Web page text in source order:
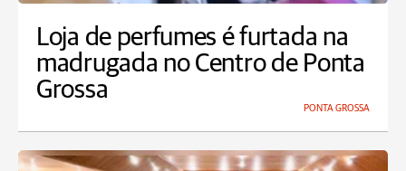
Loja de perfumes é furtada na
madrugada no Centro de Ponta
Grossa
PONTA GROSSA